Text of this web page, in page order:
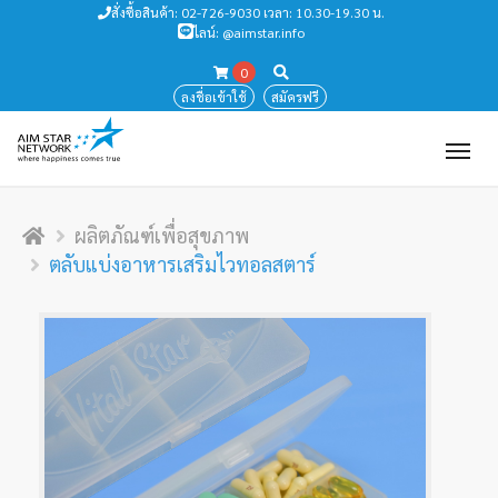
สั่งซื้อสินค้า: 02-726-9030 เวลา: 10.30-19.30 น.
ไลน์: @aimstar.info
0
ลงชื่อเข้าใช้
สมัครฟรี
ผลิตภัณฑ์เพื่อสุขภาพ
ตลับแบ่งอาหารเสริมไวทอลสตาร์